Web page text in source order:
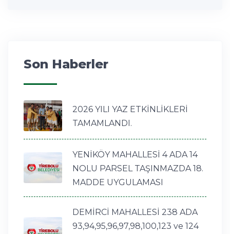
Son Haberler
2026 YILI YAZ ETKİNLİKLERİ
TAMAMLANDI.
YENİKÖY MAHALLESİ 4 ADA 14
NOLU PARSEL TAŞINMAZDA 18.
MADDE UYGULAMASI
DEMİRCİ MAHALLESİ 238 ADA
93,94,95,96,97,98,100,123 ve 124